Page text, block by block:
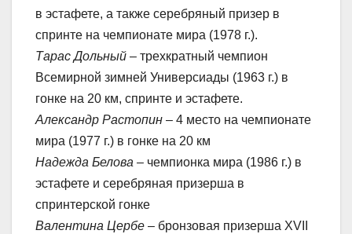
в эстафете, а также серебряный призер в
спринте на чемпионате мира (1978 г.).
Тарас Дольный – трехкратный чемпион
Всемирной зимней Универсиады (1963 г.) в
гонке на 20 км, спринте и эстафете.
Александр Растопин – 4 место на чемпионате
мира (1977 г.) в гонке на 20 км
Надежда Белова – чемпионка мира (1986 г.) в
эстафете и серебряная призерша в
спринтерской гонке
Валентина Цербе – бронзовая призерша XVII